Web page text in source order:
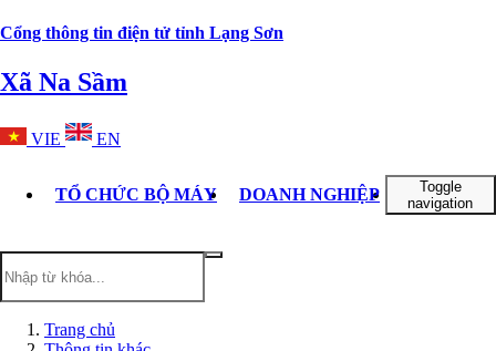
Cổng thông tin điện tử tỉnh Lạng Sơn
Xã Na Sầm
VIE EN
TỔ CHỨC BỘ MÁY DOANH NGHIỆP TIN TỨC
Toggle
navigation
Trang chủ